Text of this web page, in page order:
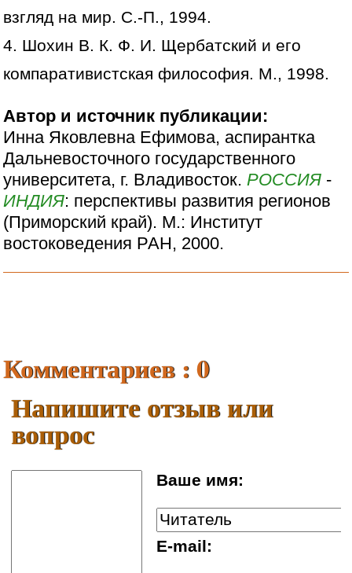
взгляд на мир. С.-П., 1994.
4. Шохин В. К. Ф. И. Щербатский и его
компаративистская философия. М., 1998.
Автор и источник публикации:
Инна Яковлевна Ефимова, аспирантка
Дальневосточного государственного
университета, г. Владивосток.РОССИЯ -
ИНДИЯ: перспективы развития регионов
(Приморский край). М.: Институт
востоковедения РАН, 2000.
Комментариев : 0
Напишите отзыв или
вопрос
Ваше имя:
E-mail: